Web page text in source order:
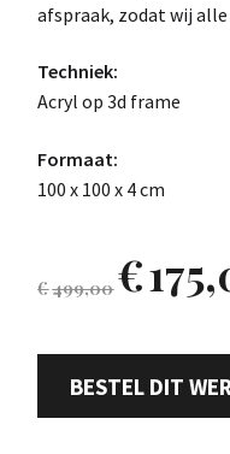
afspraak, zodat wij
Techniek:
Acryl op 3d frame
Formaat:
100 x 100 x 4 cm
€499,00€
BESTEL DIT